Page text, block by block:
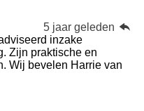
5 jaar geleden
inzake
Zijn praktische en
Wij bevelen Harrie van